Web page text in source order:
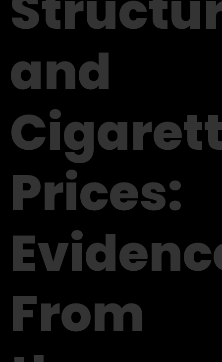
and
Prices:
From